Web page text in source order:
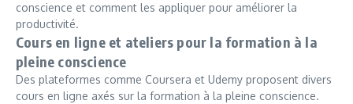
conscience et comment les appliquer pour améliorer la
productivité.
Cours en ligne et ateliers pour la formation à la
pleine conscience
Des plateformes comme Coursera et Udemy proposent divers
cours en ligne axés sur la formation à la pleine conscience.